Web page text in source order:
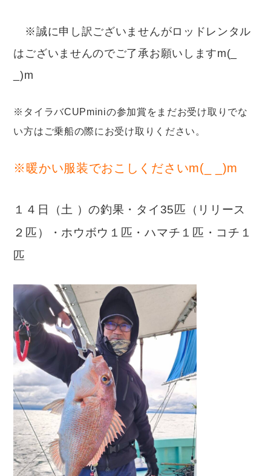
※誠に申し訳ございませんがロッドレンタル
はございませんのでご了承お願いしますm(_
_)m
※タイラバCUPminiの参加賞をまだお受け取りでな
い方はご乗船の際にお受け取りください。
※暖かい服装でおこしくださいm(_ _)m
１４日（土 ）の釣果・タイ35匹（リリース
２匹）・ホウボウ１匹・ハマチ１匹・コチ１
匹